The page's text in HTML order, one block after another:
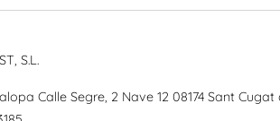
S.L.
Calle Segre, 2 Nave 12 08174 Sant